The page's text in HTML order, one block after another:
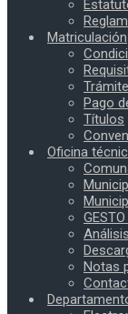
Matriculación
Pago
Títulos
Oficina
Notas